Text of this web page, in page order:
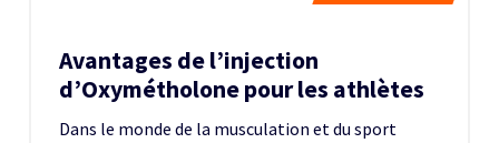
Avantages de l’injection
d’Oxymétholone pour les athlètes
Dans le monde de la musculation et du sport